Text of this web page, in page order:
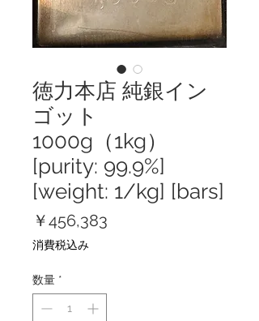
徳力本店 純銀イン
ゴット
1000g（1kg）
[purity: 99.9%]
[weight: 1/kg] [bars]
￥456,383
消費税込み
数量 *